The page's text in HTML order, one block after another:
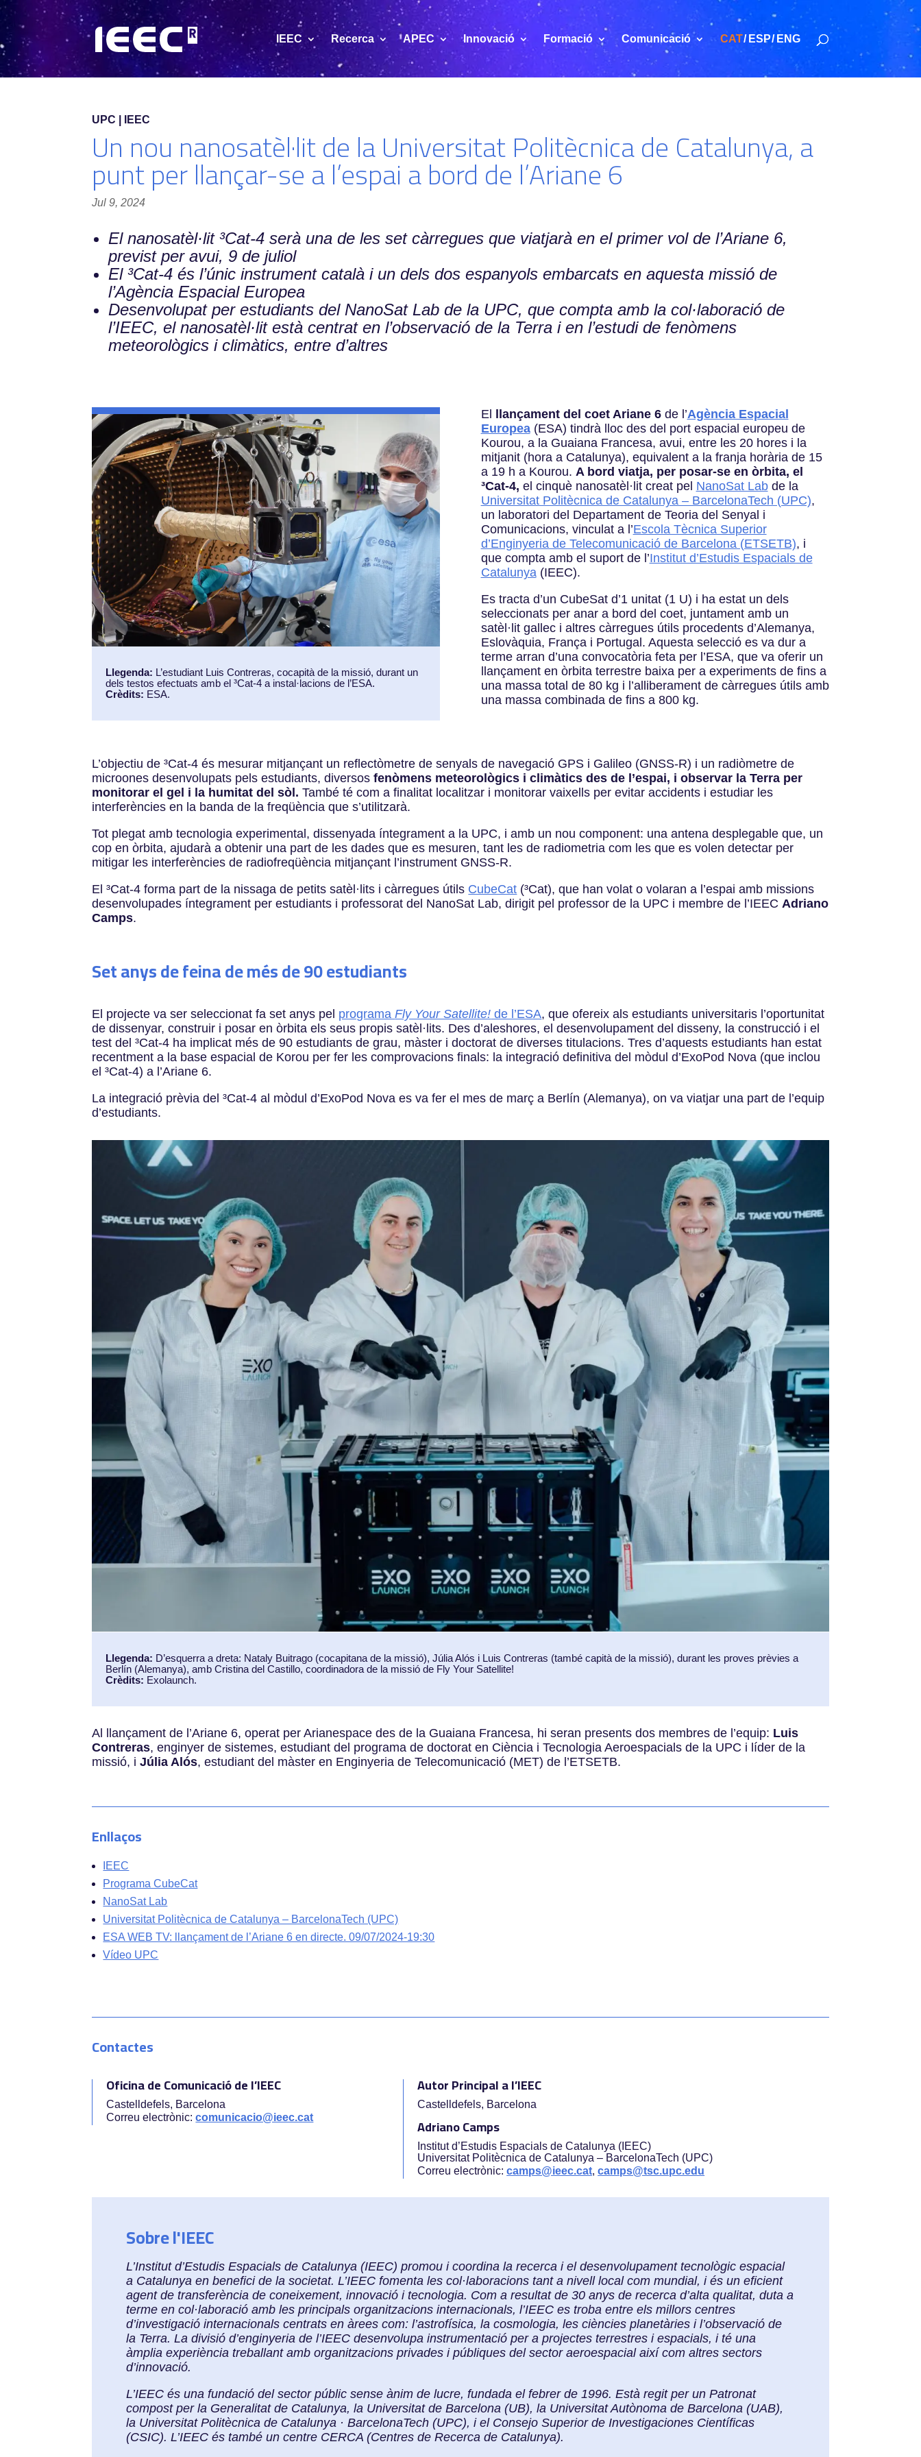
IEEC Recerca APEC Innovació Formació Comunicació CAT ESP ENG
UPC | IEEC
Un nou nanosatèl·lit de la Universitat Politècnica de Catalunya, a
punt per llançar-se a l’espai a bord de l’Ariane 6
Jul 9, 2024
El nanosatèl·lit ³Cat-4 serà una de les set càrregues que viatjarà en el primer vol de l’Ariane 6,
previst per avui, 9 de juliol
El ³Cat-4 és l’únic instrument català i un dels dos espanyols embarcats en aquesta missió de
l’Agència Espacial Europea
Desenvolupat per estudiants del NanoSat Lab de la UPC, que compta amb la col·laboració de
l’IEEC, el nanosatèl·lit està centrat en l’observació de la Terra i en l’estudi de fenòmens
meteorològics i climàtics, entre d’altres
Llegenda: L’estudiant Luis Contreras, cocapità de la missió, durant un
dels testos efectuats amb el ³Cat-4 a instal·lacions de l’ESA.
Crèdits: ESA.
El llançament del coet Ariane 6 de l’Agència Espacial
Europea(ESA) tindrà lloc des del port espacial europeu de
Kourou, a la Guaiana Francesa, avui, entre les 20 hores i la
mitjanit (hora a Catalunya), equivalent a la franja horària de 15
a 19 h a Kourou. A bord viatja, per posar-se en òrbita, el
³Cat-4, el cinquè nanosatèl·lit creat pel NanoSat Labde la
Universitat Politècnica de Catalunya – BarcelonaTech (UPC),
un laboratori del Departament de Teoria del Senyal i
Comunicacions, vinculat a l’Escola Tècnica Superior
d’Enginyeria de Telecomunicació de Barcelona (ETSETB), i
que compta amb el suport de l’Institut d’Estudis Espacials de
Catalunya(IEEC).
Es tracta d’un CubeSat d’1 unitat (1 U) i ha estat un dels
seleccionats per anar a bord del coet, juntament amb un
satèl·lit gallec i altres càrregues útils procedents d’Alemanya,
Eslovàquia, França i Portugal. Aquesta selecció es va dur a
terme arran d’una convocatòria feta per l’ESA, que va oferir un
llançament en òrbita terrestre baixa per a experiments de fins a
una massa total de 80 kg i l’alliberament de càrregues útils amb
una massa combinada de fins a 800 kg.
L’objectiu de³Cat-4 és mesurar mitjançant un reflectòmetre de senyals de navegació GPS i Galileo (GNSS-R) i un radiòmetre de
microones desenvolupats pels estudiants, diversosfenòmens meteorològics i climàtics des de l’espai, i observar la Terra per
monitorar el gel i la humitat del sòl. També té com a finalitat localitzar i monitorar vaixells per evitar accidents i estudiar les
interferències en la banda de la freqüència que s’utilitzarà.
Tot plegat amb tecnologia experimental, dissenyada íntegrament a la UPC, i amb un nou component: una antena desplegable que, un
cop en òrbita, ajudarà a obtenir una part de les dades que es mesuren, tant les de radiometria com les que es volen detectar per
mitigar les interferències de radiofreqüència mitjançant l’instrument GNSS-R.
El³Cat-4 forma part de la nissaga de petits satèl·lits i càrregues útils CubeCat (³Cat), que han volat o volaran a l’espai amb missions
desenvolupades íntegrament per estudiants i professorat del NanoSat Lab, dirigit pel professor de la UPC i membre de l’IEECAdriano
Camps.
Set anys de feina de més de 90 estudiants
El projecte va ser seleccionat fa set anys pel programaFly Your Satellite! de l’ESA, que ofereix als estudiants universitaris l’oportunitat
de dissenyar, construir i posar en òrbita els seus propis satèl·lits. Des d’aleshores, el desenvolupament del disseny, la construcció i el
test del³Cat-4 ha implicat més de 90 estudiants de grau, màster i doctorat de diverses titulacions. Tres d’aquests estudiants han estat
recentment a la base espacial de Korou per fer les comprovacions finals: la integració definitiva del mòdul d’ExoPod Nova (que inclou
el³Cat-4) a l’Ariane 6.
La integració prèvia del³Cat-4 al mòdul d’ExoPod Nova es va fer el mes de març a Berlín (Alemanya), on va viatjar una part de l’equip
d’estudiants.
Llegenda: D’esquerra a dreta: Nataly Buitrago (cocapitana de la missió), Júlia Alós i Luis Contreras (també capità de la missió), durant les proves prèvies a
Berlín (Alemanya), amb Cristina del Castillo, coordinadora de la missió de Fly Your Satellite!
Crèdits: Exolaunch.
Al llançament de l’Ariane 6, operat per Arianespace des de la Guaiana Francesa, hi seran presents dos membres de l’equip: Luis
Contreras, enginyer de sistemes, estudiant del programa de doctorat en Ciència i Tecnologia Aeroespacials de la UPC i líder de la
missió, iJúlia Alós, estudiant del màster en Enginyeria de Telecomunicació (MET) de l’ETSETB.
Enllaços
IEEC
Programa CubeCat
NanoSat Lab
Universitat Politècnica de Catalunya – BarcelonaTech (UPC)
ESA WEB TV: llançament de l’Ariane 6 en directe. 09/07/2024-19:30
Vídeo UPC
Contactes
Oficina de Comunicació de l’IEEC
Castelldefels, Barcelona
Correu electrònic:comunicacio@ieec.cat
Autor Principal a l’IEEC
Castelldefels, Barcelona
Adriano Camps
Institut d’Estudis Espacials de Catalunya (IEEC)
Universitat Politècnica de Catalunya – BarcelonaTech (UPC)
Correu electrònic:camps@ieec.cat,camps@tsc.upc.edu
Sobre l'IEEC
L’Institut d’Estudis Espacials de Catalunya (IEEC) promou i coordina la recerca i el desenvolupament tecnològic espacial
a Catalunya en benefici de la societat. L’IEEC fomenta les col·laboracions tant a nivell local com mundial, i és un eficient
agent de transferència de coneixement, innovació i tecnologia. Com a resultat de 30 anys de recerca d’alta qualitat, duta a
terme en col·laboració amb les principals organitzacions internacionals, l’IEEC es troba entre els millors centres
d’investigació internacionals centrats en àrees com: l’astrofísica, la cosmologia, les ciències planetàries i l’observació de
la Terra. La divisió d’enginyeria de l’IEEC desenvolupa instrumentació per a projectes terrestres i espacials, i té una
àmplia experiència treballant amb organitzacions privades i públiques del sector aeroespacial així com altres sectors
d’innovació.
L’IEEC és una fundació del sector públic sense ànim de lucre, fundada el febrer de 1996. Està regit per un Patronat
compost per la Generalitat de Catalunya, la Universitat de Barcelona (UB), la Universitat Autònoma de Barcelona (UAB),
la Universitat Politècnica de Catalunya · BarcelonaTech (UPC), i el Consejo Superior de Investigaciones Científicas
(CSIC). L’IEEC és també un centre CERCA (Centres de Recerca de Catalunya).